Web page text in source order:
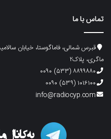
تماس با ما
ماگری، پلاک۲
۸۸۹۹۸۸۰ (۵۳۳) ۰۰۹۰
۱۰۱۶۱۰۰ (۵۳۹) ۰۰۹۰
info@radiocyp.com